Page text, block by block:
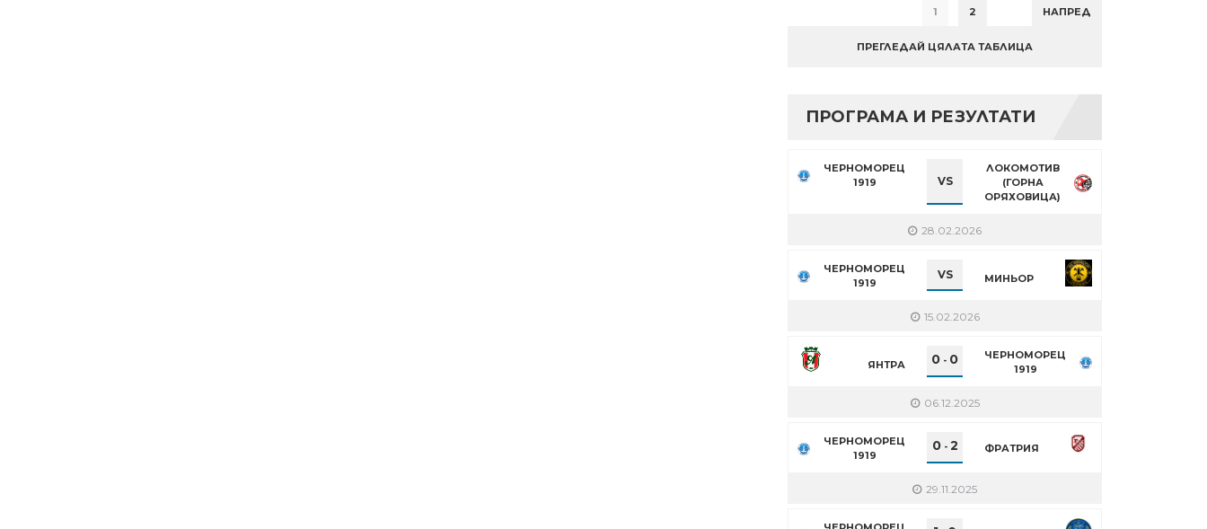
1 2 НАПРЕД
ПРЕГЛЕДАЙ ЦЯЛАТА ТАБЛИЦА
ПРОГРАМА И РЕЗУЛТАТИ
ЧЕРНОМОРЕЦ
1919
VS
ЛОКОМОТИВ
(ГОРНА
ОРЯХОВИЦА)
28.02.2026
ЧЕРНОМОРЕЦ
1919
VS МИНЬОР
15.02.2026
ЯНТРА 0 - 0
ЧЕРНОМОРЕЦ
1919
06.12.2025
ЧЕРНОМОРЕЦ
1919
0- 2 ФРАТРИЯ
29.11.2025